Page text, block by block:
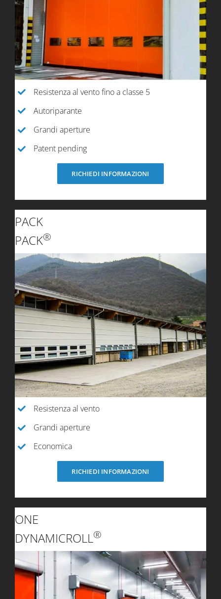
Resistenza al vento fino a classe 5
Autoriparante
Grandi aperture
Patent pending
RICHIEDI INFORMAZIONI
PACK
PACK®
Resistenza al vento
Grandi aperture
Economica
RICHIEDI INFORMAZIONI
ONE
DYNAMICROLL®